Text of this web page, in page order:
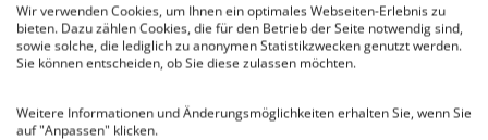
Wir verwenden Cookies, um Ihnen ein optimales Webseiten-Erlebnis zu
bieten. Dazu zählen Cookies, die für den Betrieb der Seite notwendig sind,
sowie solche, die lediglich zu anonymen Statistikzwecken genutzt werden.
Sie können entscheiden, ob Sie diese zulassen möchten.
Weitere Informationen und Änderungsmöglichkeiten erhalten Sie, wenn Sie
auf "Anpassen" klicken.